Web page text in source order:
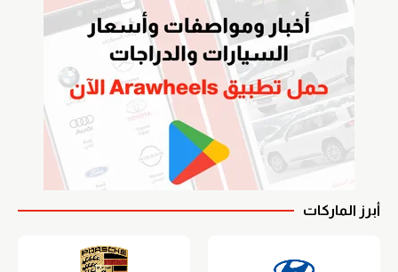
أبرز الماركات